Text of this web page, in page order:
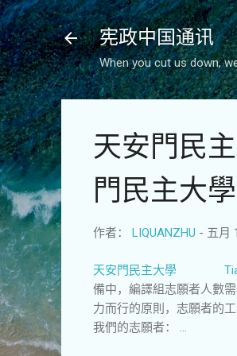
宪政中国通讯
When you cut us down,
天安門民
門民主大
作者： LIQUANZHU - 五月
天安門民主大學
備中，編譯組志願者人數
力而行的原則，志願者的
我們的志願者： ...